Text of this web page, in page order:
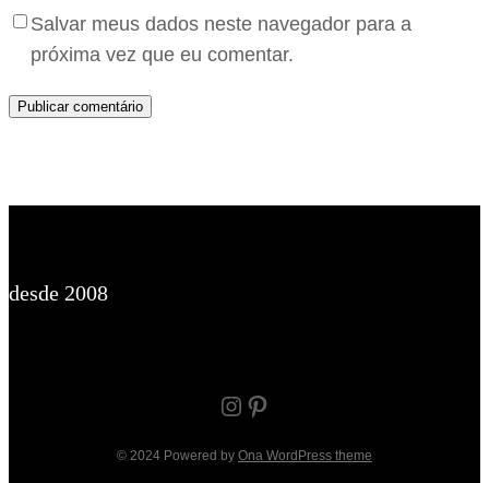
Salvar meus dados neste navegador para a
próxima vez que eu comentar.
desde 2008
Instagram Pinterest
© 2024 Powered by Ona WordPress theme